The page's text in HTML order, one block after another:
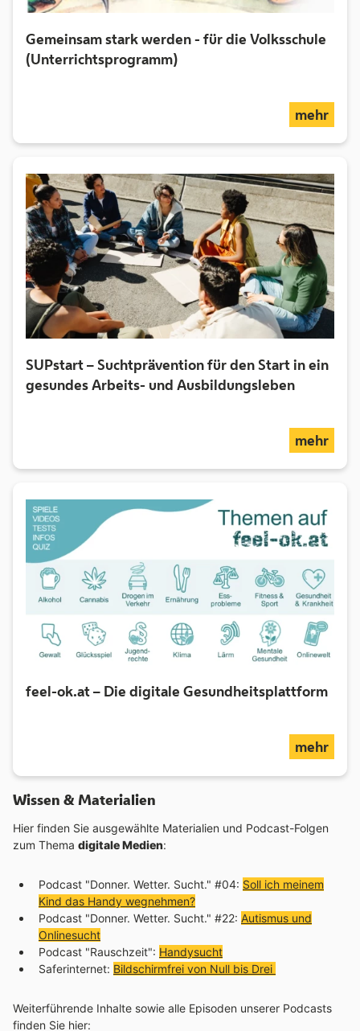
Gemeinsam stark werden - für die Volksschule
(Unterrichtsprogramm)
mehr
SUPstart – Suchtprävention für den Start in ein
gesundes Arbeits- und Ausbildungsleben
mehr
feel-ok.at – Die digitale Gesundheitsplattform
mehr
Wissen & Materialien
Hier finden Sie ausgewählte Materialien und Podcast-Folgen
zum Thema digitale Medien:
Podcast "Donner. Wetter. Sucht." #04: Soll ich meinem
Kind das Handy wegnehmen?
Podcast "Donner. Wetter. Sucht." #22: Autismus und
Onlinesucht
Podcast "Rauschzeit": Handysucht
Saferinternet: Bildschirmfrei von Null bis Drei
Weiterführende Inhalte sowie alle Episoden unserer Podcasts
finden Sie hier: